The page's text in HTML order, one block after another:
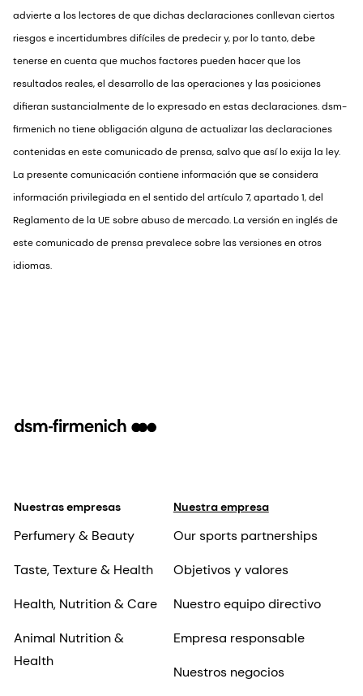
advierte a los lectores de que dichas declaraciones conllevan ciertos
riesgos e incertidumbres difíciles de predecir y, por lo tanto, debe
tenerse en cuenta que muchos factores pueden hacer que los
resultados reales, el desarrollo de las operaciones y las posiciones
difieran sustancialmente de lo expresado en estas declaraciones. dsm-
firmenich no tiene obligación alguna de actualizar las declaraciones
contenidas en este comunicado de prensa, salvo que así lo exija la ley.
La presente comunicación contiene información que se considera
información privilegiada en el sentido del artículo 7, apartado 1, del
Reglamento de la UE sobre abuso de mercado. La versión en inglés de
este comunicado de prensa prevalece sobre las versiones en otros
idiomas.
Nuestras empresas
Perfumery & Beauty
Taste, Texture & Health
Health, Nutrition & Care
Animal Nutrition &
Health
Nuestra empresa
Our sports partnerships
Objetivos y valores
Nuestro equipo directivo
Empresa responsable
Nuestros negocios